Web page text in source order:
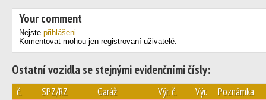
Your comment
Nejste přihlášeni.
Komentovat mohou jen registrovaní uživatelé.
Ostatní vozidla se stejnými evidenčními čísly:
č. SPZ/RZ Garáž Výr. č. Výr. Poznámka